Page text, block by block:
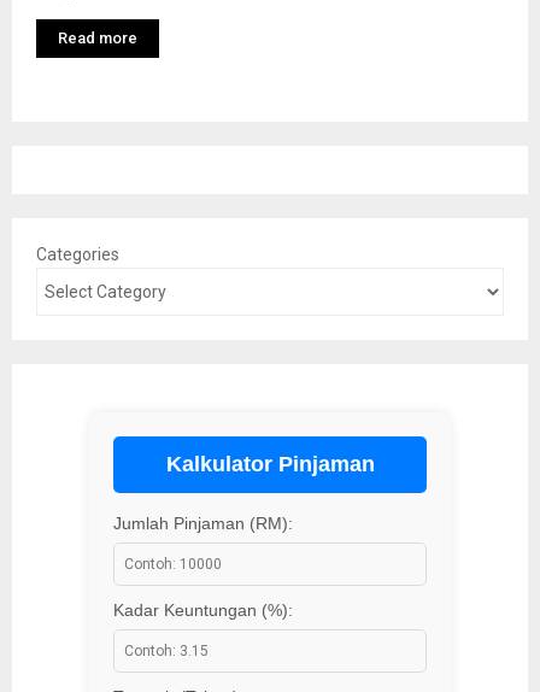
Read more
Categories
Kalkulator Pinjaman
Jumlah Pinjaman (RM):
Kadar Keuntungan (%):